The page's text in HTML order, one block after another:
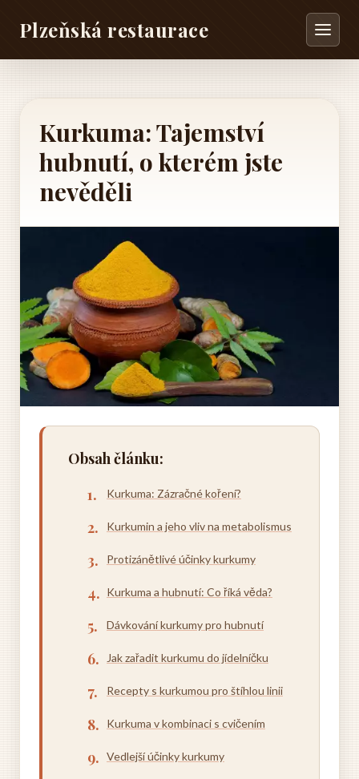
Plzeňská restaurace
Kurkuma: Tajemství
hubnutí, o kterém jste
nevěděli
Obsah článku:
Kurkuma: Zázračné koření?
Kurkumin a jeho vliv na metabolismus
Protizánětlivé účinky kurkumy
Kurkuma a hubnutí: Co říká věda?
Dávkování kurkumy pro hubnutí
Jak zařadit kurkumu do jídelníčku
Recepty s kurkumou pro štíhlou linii
Kurkuma v kombinaci s cvičením
Vedlejší účinky kurkumy